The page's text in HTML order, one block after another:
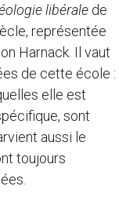
libérale de
représentée
Harnack. Il vaut
de cette école :
elle est
sont
aussi le
toujours